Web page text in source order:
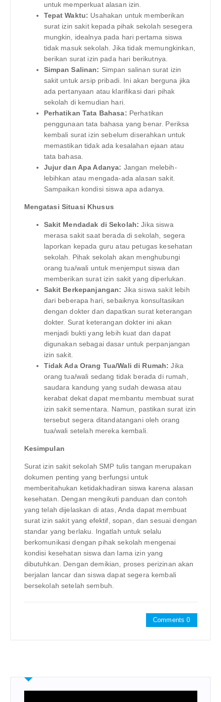
untuk memperkuat alasan izin.
Tepat Waktu: Usahakan untuk memberikan
surat izin sakit kepada pihak sekolah sesegera
mungkin, idealnya pada hari pertama siswa
tidak masuk sekolah. Jika tidak memungkinkan,
berikan surat izin pada hari berikutnya.
Simpan Salinan: Simpan salinan surat izin
sakit untuk arsip pribadi. Ini akan berguna jika
ada pertanyaan atau klarifikasi dari pihak
sekolah di kemudian hari.
Perhatikan Tata Bahasa: Perhatikan
penggunaan tata bahasa yang benar. Periksa
kembali surat izin sebelum diserahkan untuk
memastikan tidak ada kesalahan ejaan atau
tata bahasa.
Jujur dan Apa Adanya: Jangan melebih-
lebihkan atau mengada-ada alasan sakit.
Sampaikan kondisi siswa apa adanya.
Mengatasi Situasi Khusus
Sakit Mendadak di Sekolah: Jika siswa
merasa sakit saat berada di sekolah, segera
laporkan kepada guru atau petugas kesehatan
sekolah. Pihak sekolah akan menghubungi
orang tua/wali untuk menjemput siswa dan
memberikan surat izin sakit yang diperlukan.
Sakit Berkepanjangan: Jika siswa sakit lebih
dari beberapa hari, sebaiknya konsultasikan
dengan dokter dan dapatkan surat keterangan
dokter. Surat keterangan dokter ini akan
menjadi bukti yang lebih kuat dan dapat
digunakan sebagai dasar untuk perpanjangan
izin sakit.
Tidak Ada Orang Tua/Wali di Rumah: Jika
orang tua/wali sedang tidak berada di rumah,
saudara kandung yang sudah dewasa atau
kerabat dekat dapat membantu membuat surat
izin sakit sementara. Namun, pastikan surat izin
tersebut segera ditandatangani oleh orang
tua/wali setelah mereka kembali.
Kesimpulan
Surat izin sakit sekolah SMP tulis tangan merupakan
dokumen penting yang berfungsi untuk
memberitahukan ketidakhadiran siswa karena alasan
kesehatan. Dengan mengikuti panduan dan contoh
yang telah dijelaskan di atas, Anda dapat membuat
surat izin sakit yang efektif, sopan, dan sesuai dengan
standar yang berlaku. Ingatlah untuk selalu
berkomunikasi dengan pihak sekolah mengenai
kondisi kesehatan siswa dan lama izin yang
dibutuhkan. Dengan demikian, proses perizinan akan
berjalan lancar dan siswa dapat segera kembali
bersekolah setelah sembuh.
Comments 0